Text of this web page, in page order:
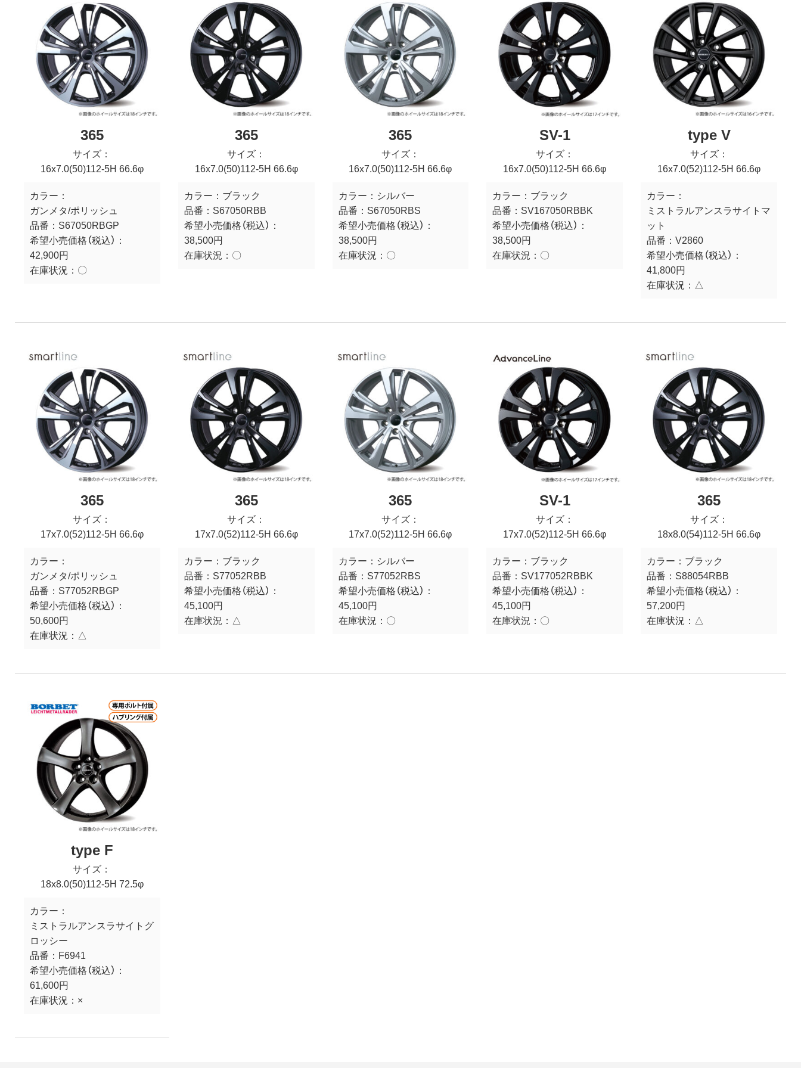
365
サイズ：
16x7.0(50)112-5H 66.6φ
カラー：
ガンメタ/ポリッシュ
品番： S67050RBGP
希望小売価格（税込）：
42,900円
在庫状況： 〇
365
サイズ：
16x7.0(50)112-5H 66.6φ
カラー： ブラック
品番： S67050RBB
希望小売価格（税込）：
38,500円
在庫状況： 〇
365
サイズ：
16x7.0(50)112-5H 66.6φ
カラー： シルバー
品番： S67050RBS
希望小売価格（税込）：
38,500円
在庫状況： 〇
SV-1
サイズ：
16x7.0(50)112-5H 66.6φ
カラー： ブラック
品番： SV167050RBBK
希望小売価格（税込）：
38,500円
在庫状況： 〇
type V
サイズ：
16x7.0(52)112-5H 66.6φ
カラー：
ミストラルアンスラサイトマ
ット
品番：V2860
希望小売価格（税込）：
41,800円
在庫状況： △
365
サイズ：
17x7.0(52)112-5H 66.6φ
カラー：
ガンメタ/ポリッシュ
品番： S77052RBGP
希望小売価格（税込）：
50,600円
在庫状況： △
365
サイズ：
17x7.0(52)112-5H 66.6φ
カラー： ブラック
品番： S77052RBB
希望小売価格（税込）：
45,100円
在庫状況： △
365
サイズ：
17x7.0(52)112-5H 66.6φ
カラー： シルバー
品番： S77052RBS
希望小売価格（税込）：
45,100円
在庫状況： 〇
SV-1
サイズ：
17x7.0(52)112-5H 66.6φ
カラー： ブラック
品番： SV177052RBBK
希望小売価格（税込）：
45,100円
在庫状況： 〇
365
サイズ：
18x8.0(54)112-5H 66.6φ
カラー： ブラック
品番： S88054RBB
希望小売価格（税込）：
57,200円
在庫状況： △
type F
サイズ：
18x8.0(50)112-5H 72.5φ
カラー：
ミストラルアンスラサイトグ
ロッシー
品番： F6941
希望小売価格（税込）：
61,600円
在庫状況： ×